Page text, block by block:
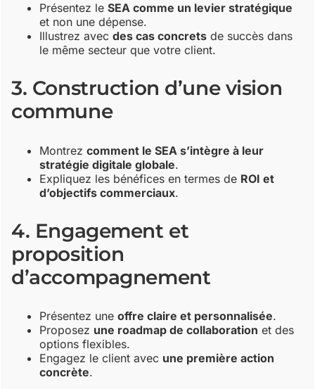
Présentez leSEA comme un levier stratégique
et non une dépense.
Illustrez avecdes cas concrets de succès dans
le même secteur que votre client.
3. Construction d’une vision
commune
Montrezcomment le SEA s’intègre à leur
stratégie digitale globale.
Expliquez les bénéfices en termes de ROI et
d’objectifs commerciaux.
4. Engagement et
proposition
d’accompagnement
Présentez uneoffre claire et personnalisée.
Proposez une roadmap de collaboration et des
options flexibles.
Engagez le client avec une première action
concrète.